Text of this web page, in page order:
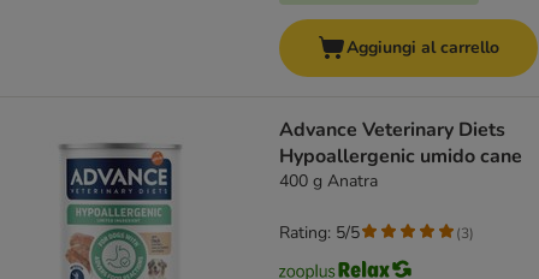
Aggiungi al carrello
Advance Veterinary Diets
Hypoallergenic umido cane
400 g Anatra
Rating: 5/5 (3)